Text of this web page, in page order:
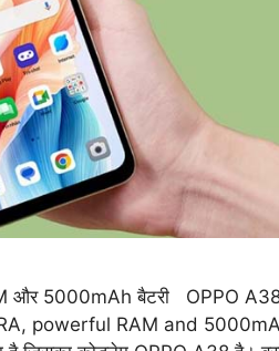
और 5000mAh बैटरी OPPO
powerful RAM and